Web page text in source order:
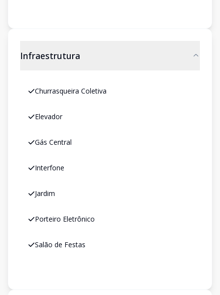
Infraestrutura
Churrasqueira Coletiva
Elevador
Gás Central
Interfone
Jardim
Porteiro Eletrônico
Salão de Festas